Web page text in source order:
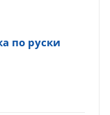
по руски